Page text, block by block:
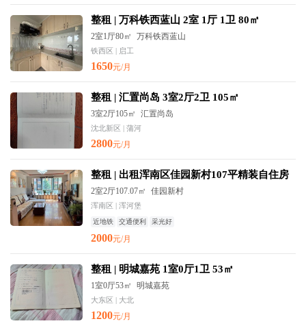
整租 | 万科铁西蓝山 2室 1厅 1卫 80㎡
2室1厅80㎡ 万科铁西蓝山
铁西区 | 启工
1650元/月
整租 | 汇置尚岛 3室2厅2卫 105㎡
3室2厅105㎡ 汇置尚岛
沈北新区 | 蒲河
2800元/月
整租 | 出租浑南区佳园新村107平精装自住房
2室2厅107.07㎡ 佳园新村
浑南区 | 浑河堡
近地铁 交通便利 采光好
2000元/月
整租 | 明城嘉苑 1室0厅1卫 53㎡
1室0厅53㎡ 明城嘉苑
大东区 | 大北
1200元/月